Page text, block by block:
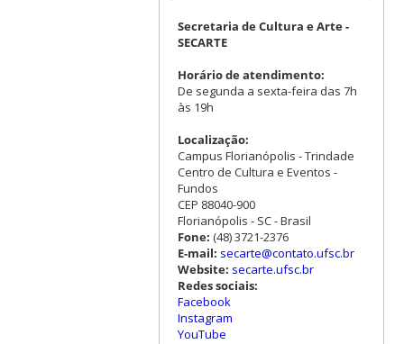
Secretaria de Cultura e Arte -
SECARTE
Horário de atendimento:
De segunda a sexta-feira das 7h
às 19h
Localização:
Campus Florianópolis - Trindade
Centro de Cultura e Eventos -
Fundos
CEP 88040-900
Florianópolis - SC - Brasil
Fone: (48) 3721-2376
E-mail: secarte@contato.ufsc.br
Website: secarte.ufsc.br
Redes sociais:
Facebook
Instagram
YouTube